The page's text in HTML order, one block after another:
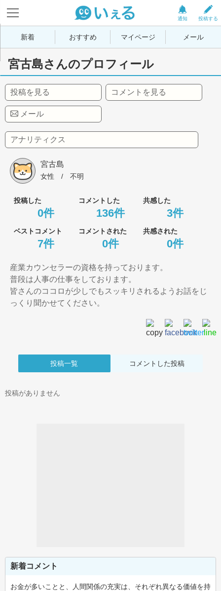
投稿する
通知
新着 おすすめ マイページ メール
宮古島さんのプロフィール
投稿を見る コメントを見る
メール
アナリティクス
宮古島
女性 / 不明
投稿した コメントした 共感した
0件 136件 3件
ベストコメント コメントされた 共感された
7件 0件 0件
産業カウンセラーの資格を持っております。
普段は人事の仕事をしております。
皆さんのココロが少しでもスッキリされるようお話をじ
っくり聞かせてください。
投稿一覧 コメントした投稿
投稿がありません
新着コメント
お金が多いことと、人間関係の充実は、それぞれ異なる価値を持